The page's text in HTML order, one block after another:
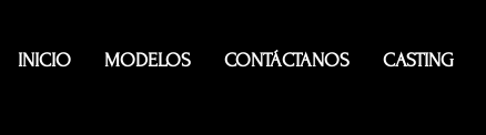
INICIO MODELOS CONTÁCTANOS CASTING